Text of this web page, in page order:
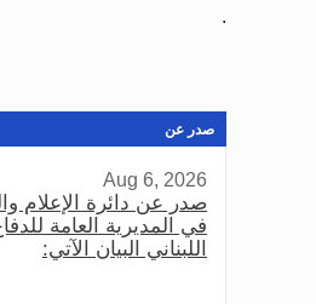
.
صدر عن
Aug 6, 2026
صدر عن دائرة الإعلام
في المديرية العامة
اللبناني البيان الآتي: